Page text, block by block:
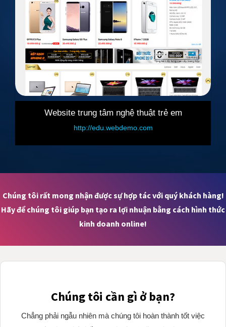
trung tâm nghệ thuật trẻ em
http://edu.webdemo.com
Chúng tôi rất mong nhận được sự hợp tác với quý khách hàng!
Hãy để chúng tôi giúp bạn tạo ra lợi nhuận bằng cách hình thức
kinh doanh online!
Chúng tôi cần gì ở bạn?
Chẳng phải ngẫu nhiên mà chúng tôi hoàn thành tốt việc